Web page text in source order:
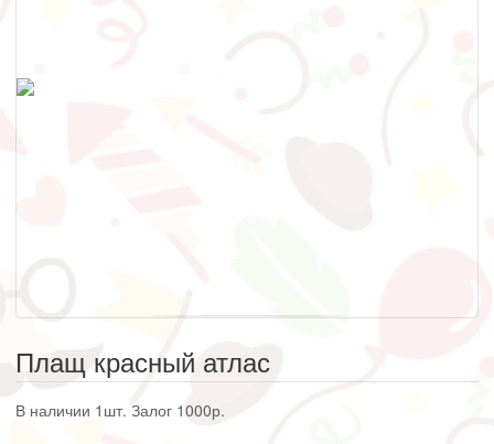
Плащ красный атлас
В наличии 1шт. Залог 1000р.